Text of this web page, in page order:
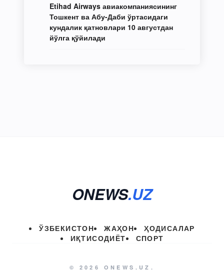
Etihad Airways авиакомпаниясининг
Тошкент ва Абу-Даби ўртасидаги
кундалик қатновлари 10 августдан
йўлга қўйилади
ONEWS.UZ
ЎЗБЕКИСТОН ЖАҲОН
ҲОДИСАЛАР
ИҚТИСОДИЁТ
СПОРТ
© 2026 ONEWS.UZ.